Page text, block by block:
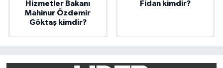
Hizmetler Bakanı
Mahinur Özdemir
Göktaş kimdir?
Fidan kimdir?